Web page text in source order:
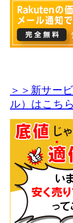
＞＞新サー
ル）はこち